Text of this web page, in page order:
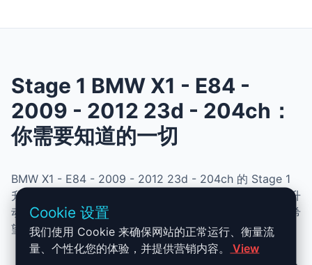
Stage 1 BMW X1 - E84 -
2009 - 2012 23d - 204ch：
你需要知道的一切
BMW X1 - E84 - 2009 - 2012 23d - 204ch 的 Stage 1
升级结合了性能、安全与简便性。无需机械改动，即可提升
动力、扭矩并优化油耗。非常适合追求更灵敏驾驶体验且希
望保持原厂可靠性的车主。
Cookie 设置
我们使用 Cookie 来确保网站的正常运行、衡量流
量、个性化您的体验，并提供营销内容。
View